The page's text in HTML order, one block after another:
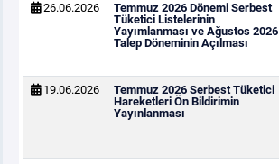
26.06.2026
Temmuz 2026 Dönemi Serbest
Tüketici Listelerinin
Yayımlanması ve Ağustos 2026
Talep Döneminin Açılması
19.06.2026
Temmuz 2026 Serbest Tüketici
Hareketleri Ön Bildirimin
Yayınlanması